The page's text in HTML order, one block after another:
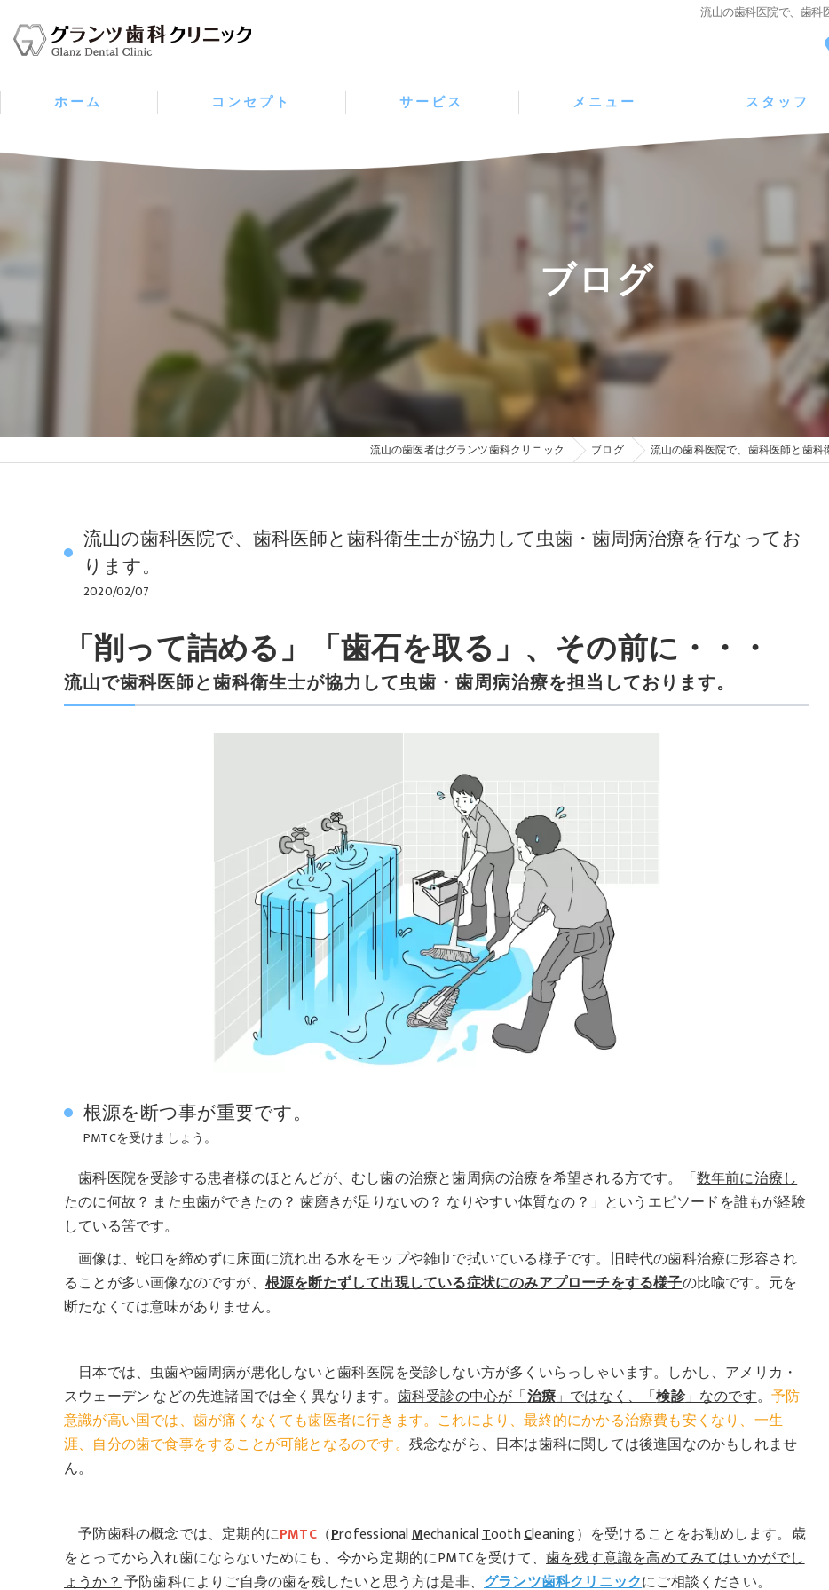
流山の歯科医院で、歯科
ホーム コンセプト サービス メニュー スタッフ
ブログ
流山の歯医者はグランツ歯科クリニック ブログ 流山の歯科医院で、歯科医師と歯科
流山の歯科医院で、歯科医師と歯科衛生士が協力して虫歯・歯周病治療を行なってお
ります。
2020/02/07
流山で歯科医師と歯科衛生士が協力して虫歯・歯周病治療を担当しております。
「削って詰める」「歯石を取る」、その前に・・・
根源を断つ事が重要です。
PMTCを受けましょう。
歯科医院を受診する患者様のほとんどが、むし歯の治療と歯周病の治療を希望される方です。「数年前に治療し
たのに何故？ また虫歯ができたの？ 歯磨きが足りないの？ なりやすい体質なの？」というエピソードを誰もが経験
している筈です。
画像は、蛇口を締めずに床面に流れ出る水をモップや雑巾で拭いている様子です。旧時代の歯科治療に形容され
ることが多い画像なのですが、根源を断たずして出現している症状にのみアプローチをする様子の比喩です。元を
断たなくては意味がありません。
日本では、虫歯や歯周病が悪化しないと歯科医院を受診しない方が多くいらっしゃいます。しかし、アメリカ・
スウェーデン などの先進諸国では全く異なります。歯科受診の中心が「治療」ではなく、「検診」なのです。予防
意識が高い国では、歯が痛くなくても歯医者に行きます。これにより、最終的にかかる治療費も安くなり、一生
涯、自分の歯で食事をすることが可能となるのです。 残念ながら、日本は歯科に関しては後進国なのかもしれませ
ん。
予防歯科の概念では、定期的にPMTC（ProfessionalMechanicalToothCleaning）を受けることをお勧めします。歳
をとってから入れ歯にならないためにも、今から定期的にPMTCを受けて、 歯を残す意識を高めてみてはいかがでし
ょうか？予防歯科によりご自身の歯を残したいと思う方は是非、グランツ歯科クリニックにご相談ください。